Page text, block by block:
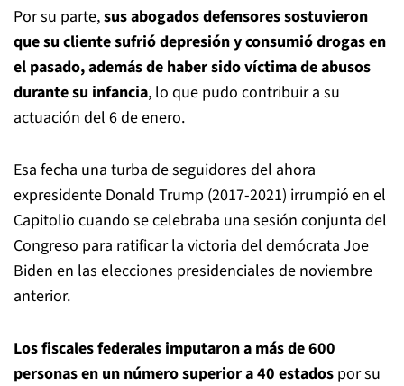
Por su parte,sus abogados defensores sostuvieron
que su cliente sufrió depresión y consumió drogas en
el pasado, además de haber sido víctima de abusos
durante su infancia, lo que pudo contribuir a su
actuación del 6 de enero.
Esa fecha una turba de seguidores del ahora
expresidente Donald Trump (2017-2021) irrumpió en el
Capitolio cuando se celebraba una sesión conjunta del
Congreso para ratificar la victoria del demócrata Joe
Biden en las elecciones presidenciales de noviembre
anterior.
Los fiscales federales imputaron a más de 600
personas en un número superior a 40 estados por su